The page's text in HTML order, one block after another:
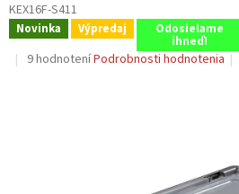
KEX16F-S411
Novinka Výpredaj Odosielame
ihneď!
Priemerné
9 hodnoteníPodrobnosti hodnotenia